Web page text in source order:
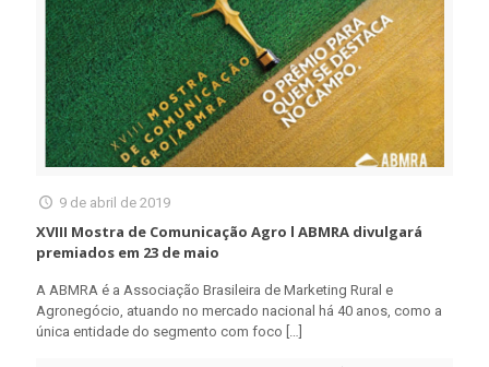
9 de abril de 2019
XVIII Mostra de Comunicação Agro l ABMRA divulgará
premiados em 23 de maio
A ABMRA é a Associação Brasileira de Marketing Rural e
Agronegócio, atuando no mercado nacional há 40 anos, como a
única entidade do segmento com foco […]